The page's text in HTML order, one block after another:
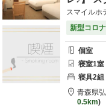
スマイルホ
新型コロ
個室
寝室1室
寝具2組
青森県
0.5km